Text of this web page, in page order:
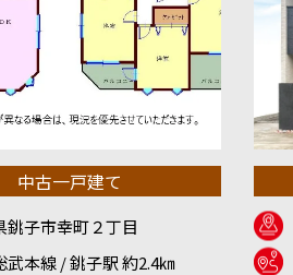
中古一戸建て
銚子市幸町２丁目
武本線 / 銚子駅 約2.4㎞